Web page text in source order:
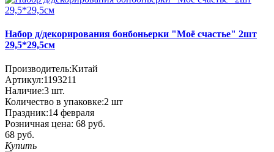
Набор д/декорирования бонбоньерки "Моё счастье" 2шт
29,5*29,5см
Производитель:Китай
Артикул:1193211
Наличие:3 шт.
Количество в упаковке:2 шт
Праздник:14 февраля
Розничная цена: 68 руб.
68 руб.
Купить